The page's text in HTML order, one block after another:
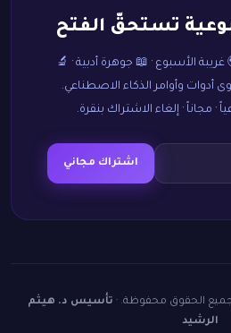
تستحقّ الفتح
الأسبوع · 📖 جوهرة أدبية · 🔬
وأوامر الذكاء الاصطناعي.
· مجاناً · إلغاء الاشتراك بنقرة.
اشتراك مجاني
تأسيس د. هيثم
الرشيد